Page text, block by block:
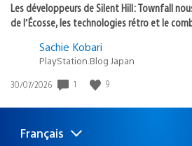
Les développeurs de Silent Hill: Townfall
de l’Écosse, les technologies rétro et le
Sachie Kobari
PlayStation.Blog Japan
Date
publication
30/07/2026 1 9
Choisir
Région
Français